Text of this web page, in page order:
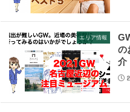
エリア情報
の
介